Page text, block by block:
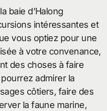
baie d’Halong
intéressantes et
vous optiez pour une
à votre convenance,
des choses à faire
admirer la
côtiers, faire des
la faune marine,